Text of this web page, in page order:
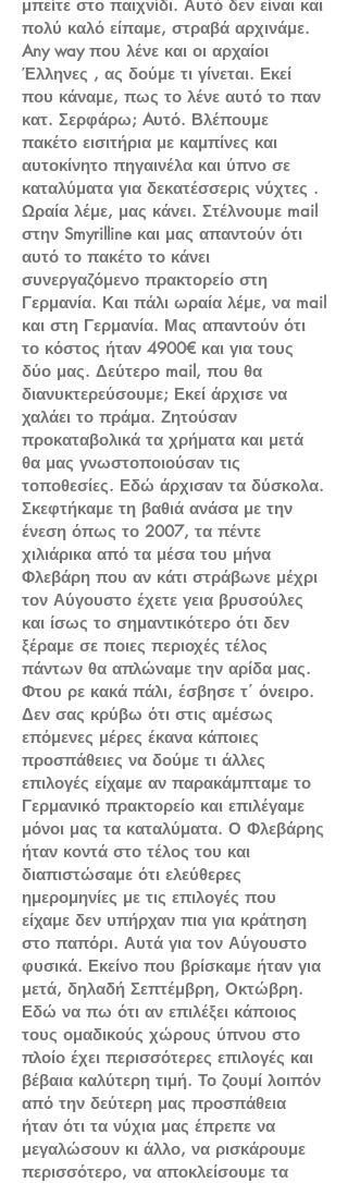
μπείτε στο παιχνίδι. Αυτό δεν είναι και
πολύ καλό είπαμε, στραβά αρχινάμε.
Any way που λένε και οι αρχαίοι
Έλληνες , ας δούμε τι γίνεται. Εκεί
που κάναμε, πως το λένε αυτό το παν
κατ. Σερφάρω; Aυτό. Βλέπουμε
πακέτο εισιτήρια με καμπίνες και
αυτοκίνητο πηγαινέλα και ύπνο σε
καταλύματα για δεκατέσσερις νύχτες .
Ωραία λέμε, μας κάνει. Στέλνουμε mail
στην Smyrilline και μας απαντούν ότι
αυτό το πακέτο το κάνει
συνεργαζόμενο πρακτορείο στη
Γερμανία. Και πάλι ωραία λέμε, να mail
και στη Γερμανία. Μας απαντούν ότι
το κόστος ήταν 4900€ και για τους
δύο μας. Δεύτερο mail, που θα
διανυκτερεύσουμε; Εκεί άρχισε να
χαλάει το πράμα. Ζητούσαν
προκαταβολικά τα χρήματα και μετά
θα μας γνωστοποιούσαν τις
τοποθεσίες. Εδώ άρχισαν τα δύσκολα.
Σκεφτήκαμε τη βαθιά ανάσα με την
ένεση όπως το 2007, τα πέντε
χιλιάρικα από τα μέσα του μήνα
Φλεβάρη που αν κάτι στράβωνε μέχρι
τον Αύγουστο έχετε γεια βρυσούλες
και ίσως το σημαντικότερο ότι δεν
ξέραμε σε ποιες περιοχές τέλος
πάντων θα απλώναμε την αρίδα μας.
Φτου ρε κακά πάλι, έσβησε τ΄ όνειρο.
Δεν σας κρύβω ότι στις αμέσως
επόμενες μέρες έκανα κάποιες
προσπάθειες να δούμε τι άλλες
επιλογές είχαμε αν παρακάμπταμε το
Γερμανικό πρακτορείο και επιλέγαμε
μόνοι μας τα καταλύματα. Ο Φλεβάρης
ήταν κοντά στο τέλος του και
διαπιστώσαμε ότι ελεύθερες
ημερομηνίες με τις επιλογές που
είχαμε δεν υπήρχαν πια για κράτηση
στο παπόρι. Αυτά για τον Αύγουστο
φυσικά. Εκείνο που βρίσκαμε ήταν για
μετά, δηλαδή Σεπτέμβρη, Οκτώβρη.
Εδώ να πω ότι αν επιλέξει κάποιος
τους ομαδικούς χώρους ύπνου στο
πλοίο έχει περισσότερες επιλογές και
βέβαια καλύτερη τιμή. Το ζουμί λοιπόν
από την δεύτερη μας προσπάθεια
ήταν ότι τα νύχια μας έπρεπε να
μεγαλώσουν κι άλλο, να ρισκάρουμε
περισσότερο, να αποκλείσουμε τα